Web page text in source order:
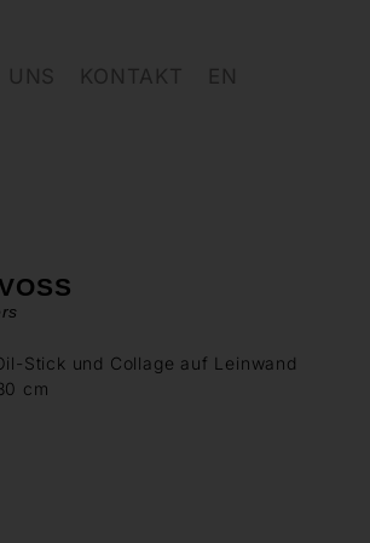
UNS KONTAKT EN
Stick und Collage auf Leinwand
cm